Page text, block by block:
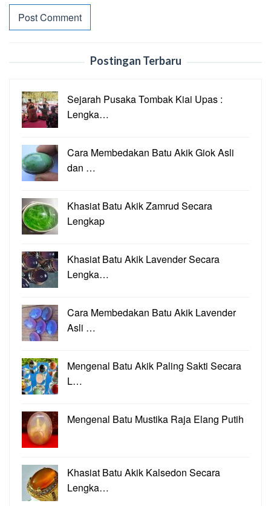
Postingan Terbaru
Sejarah Pusaka Tombak Kiai Upas :
Lengka…
Cara Membedakan Batu Akik Giok Asli
dan …
Khasiat Batu Akik Zamrud Secara
Lengkap
Khasiat Batu Akik Lavender Secara
Lengka…
Cara Membedakan Batu Akik Lavender
Asli …
Mengenal Batu Akik Paling Sakti Secara
L…
Mengenal Batu Mustika Raja Elang Putih
Khasiat Batu Akik Kalsedon Secara
Lengka…